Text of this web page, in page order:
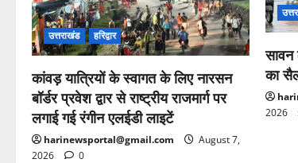
उत्तराखंड हरिद्वार
कांवड़ यात्रियों के स्वागत के लिए नारसन
बॉर्डर प्रवेश द्वार से राष्ट्रीय राजमार्ग पर
लगाई गई रंगीन एलईडी लाइटें
harinewsportal@gmail.com
August 7,
2026
0
सावन
का
2026